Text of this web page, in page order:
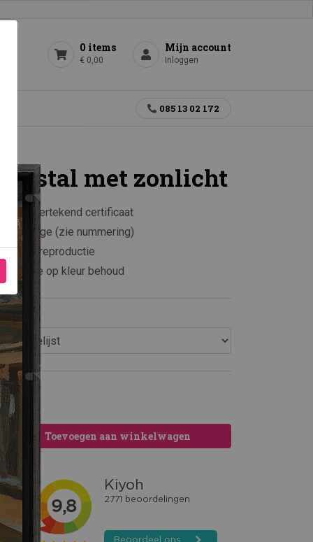
0 items
€ 0,00
Mijn account
Inloggen
085 13 02 172
in stal met zonlicht
ondertekend certificaat
oplage (zie nummering)
kunstreproductie
op kleur behoud
Toevoegen aan winkelwagen